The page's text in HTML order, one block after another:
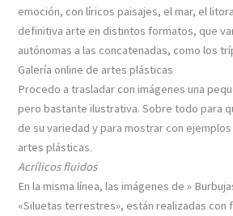
emoción, con líricos paisajes, el mar, el
definitiva arte en distintos formatos, que
autónomas a las concatenadas, como los
Galería online de artes plásticas
Procedo a trasladar con imágenes una
pero bastante ilustrativa. Sobre todo para
de su variedad y para mostrar con
artes plásticas.
Acrílicos fluidos
En la misma línea, las imágenes de »
«Siluetas terrestres», están realizadas con